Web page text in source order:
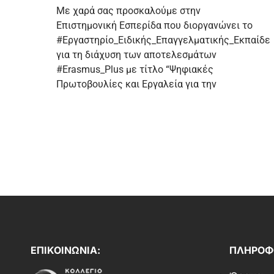
Με χαρά σας προσκαλούμε στην
Επιστημονική Εσπερίδα που διοργανώνει το
για τη διάχυση των αποτελεσμάτων
#Erasmus_Plus με τίτλο “Ψηφιακές
Πρωτοβουλίες και Εργαλεία για την
ΕΠΙΚΟΙΝΩΝΙΑ: